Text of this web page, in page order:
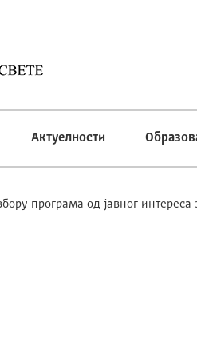
Актуелности
програма од јавног интереса